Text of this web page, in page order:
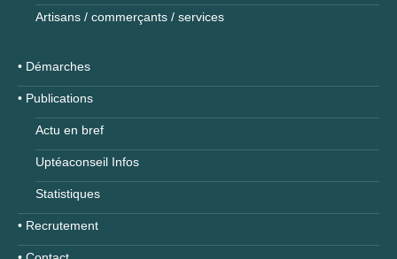
Artisans / commerçants / services
• Démarches
• Publications
Actu en bref
Uptéaconseil Infos
Statistiques
• Recrutement